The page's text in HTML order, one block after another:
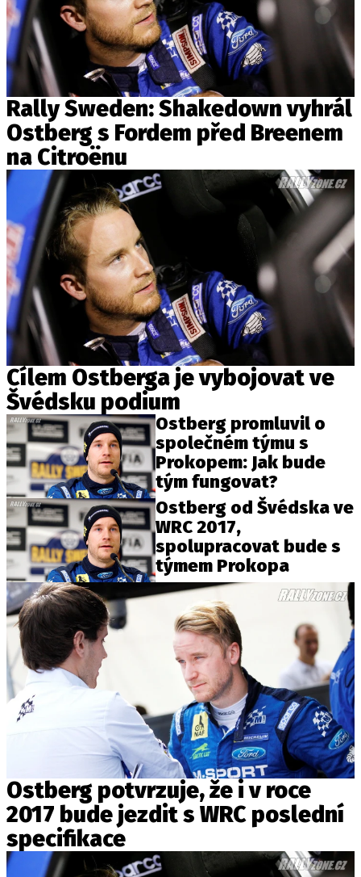
Rally Sweden: Shakedown vyhrál
Ostberg s Fordem před Breenem
na Citroënu
Cílem Ostberga je vybojovat ve
Švédsku podium
Ostberg promluvil o
společném týmu s
Prokopem: Jak bude
tým fungovat?
Ostberg od Švédska ve
WRC 2017,
spolupracovat bude s
týmem Prokopa
Ostberg potvrzuje, že i v roce
2017 bude jezdit s WRC poslední
specifikace